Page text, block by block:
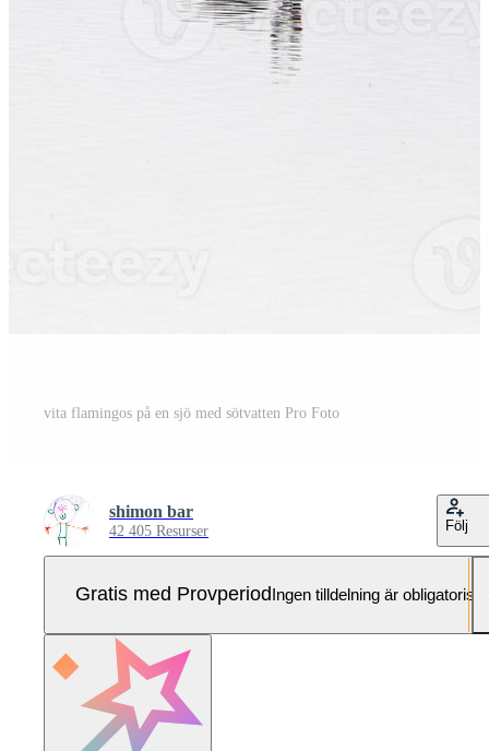
vita flamingos på en sjö med sötvatten Pro Foto
shimon bar
42 405 Resurser Följ
Gratis med ProvperiodIngen tilldelning är obligatorisk